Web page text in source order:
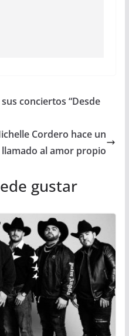
conciertos “Desde
Cordero hace un
llamado al amor propio
gustar